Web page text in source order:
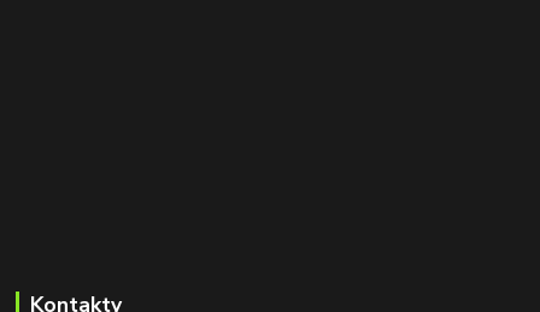
Kontakty